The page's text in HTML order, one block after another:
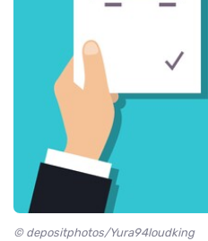
© depositphotos/Yura94loudking